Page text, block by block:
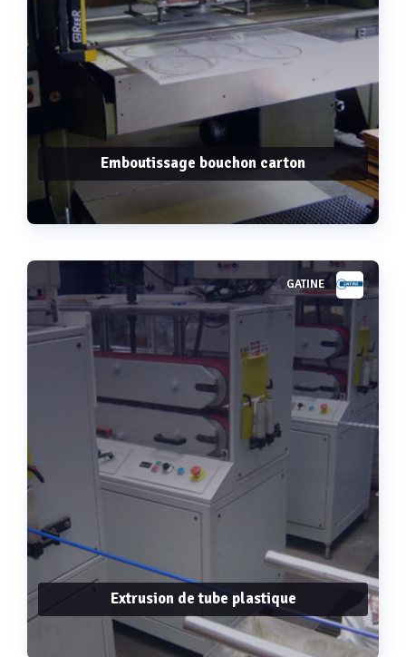
Emboutissage bouchon carton
Voir plus GATINE
Extrusion de tube plastique